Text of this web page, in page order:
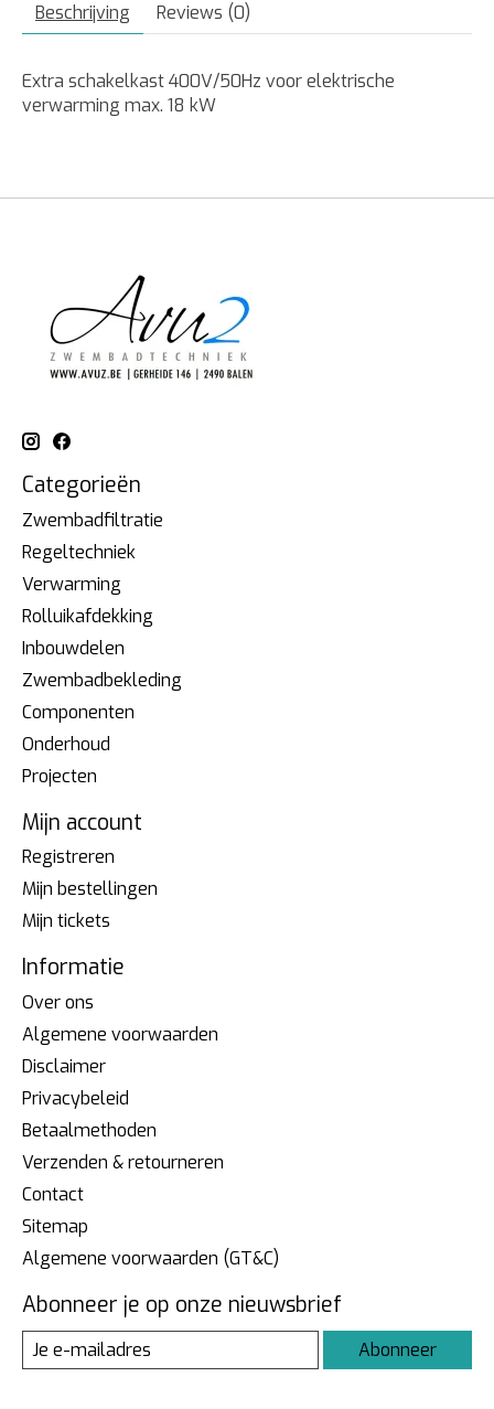
Beschrijving Reviews (0)
Extra schakelkast 400V/50Hz voor elektrische
verwarming max. 18 kW
Categorieën
Zwembadfiltratie
Regeltechniek
Verwarming
Rolluikafdekking
Inbouwdelen
Zwembadbekleding
Componenten
Onderhoud
Projecten
Mijn account
Registreren
Mijn bestellingen
Mijn tickets
Informatie
Over ons
Algemene voorwaarden
Disclaimer
Privacybeleid
Betaalmethoden
Verzenden & retourneren
Contact
Sitemap
Algemene voorwaarden (GT&C)
Abonneer je op onze nieuwsbrief
Abonneer